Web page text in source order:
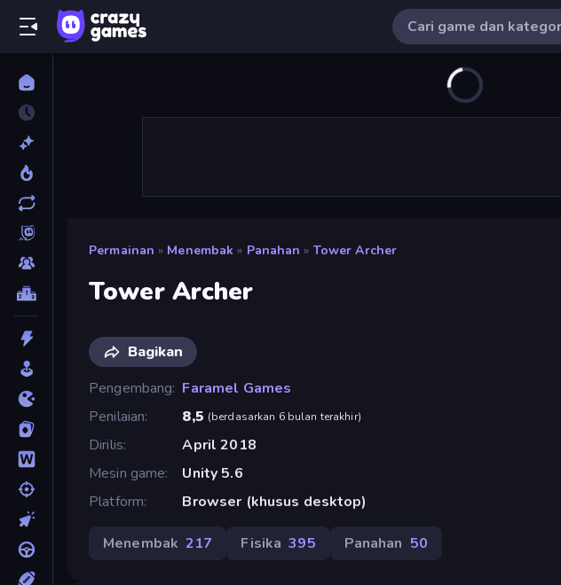
Permainan » Menembak » Panahan » Tower Archer
Tower Archer
Bagikan
Pengembang Faramel Games
Penilaian
8,5 (berdasarkan 6 bulan terakhir)
Dirilis
April 2018
Mesin game
Unity 5.6
Platform
Browser (khusus desktop)
Menembak 217 Fisika 395 Panahan 50